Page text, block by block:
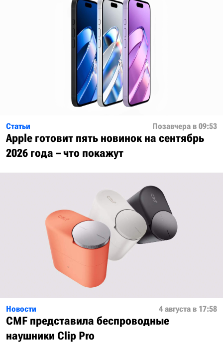
Статьи Позавчера в 09:53
Apple готовит пять новинок на сентябрь
2026 года – что покажут
Новости 4 августа в 17:58
CMF представила беспроводные
наушники Clip Pro